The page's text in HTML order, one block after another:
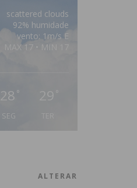
scattered clouds
92% humidade
vento: 1m/s E
MAX 17 • MIN 17
28 °
SEG
29 °
ALTERAR